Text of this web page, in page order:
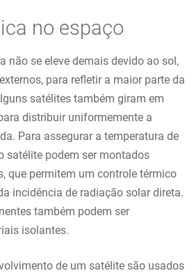
no espaço
não se eleve demais devido ao sol,
para refletir a maior parte da
satélites também giram em
distribuir uniformemente a
Para assegurar a temperatura de
satélite podem ser montados
que permitem um controle térmico
incidência de radiação solar direta.
também podem ser
isolantes.
de um satélite são usados